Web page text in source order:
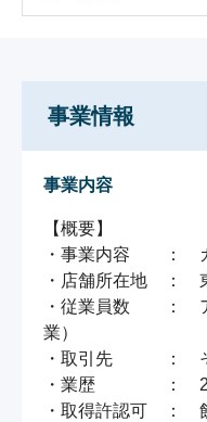
事業情報
事業内容
【概要】
・事業内容　　：
・店舗所在地　：　
・従業員数　　：
業）
・取引先　　　：
・業歴　　　　：　
・取得許認可　：